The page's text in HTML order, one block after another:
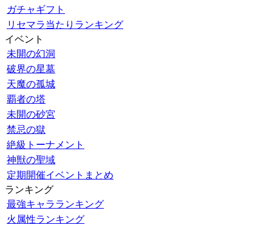
ガチャギフト
リセマラ当たりランキング
イベント
未開の幻洞
破界の星墓
天魔の孤城
覇者の塔
未開の砂宮
禁忌の獄
絶級トーナメント
神獣の聖域
定期開催イベントまとめ
ランキング
最強キャラランキング
火属性ランキング